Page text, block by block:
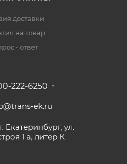
доставки
на товар
- ответ
222-6250
ek.ru
Екатеринбург, ул.
1 а, литер К